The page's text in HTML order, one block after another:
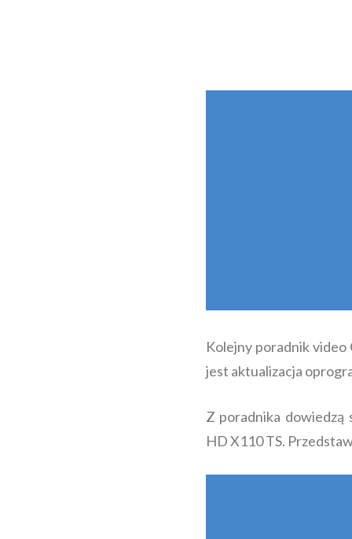
Kolejny poradnik
jest aktualizacja
Z poradnika dowiedzą
HD X110 TS.